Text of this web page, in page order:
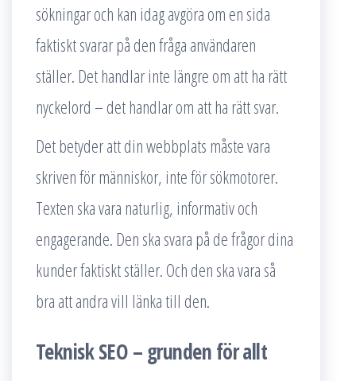
sökningar och kan idag avgöra om en sida
faktiskt svarar på den fråga användaren
ställer. Det handlar inte längre om att ha rätt
nyckelord – det handlar om att ha rätt svar.
Det betyder att din webbplats måste vara
skriven för människor, inte för sökmotorer.
Texten ska vara naturlig, informativ och
engagerande. Den ska svara på de frågor dina
kunder faktiskt ställer. Och den ska vara så
bra att andra vill länka till den.
Teknisk SEO – grunden för allt